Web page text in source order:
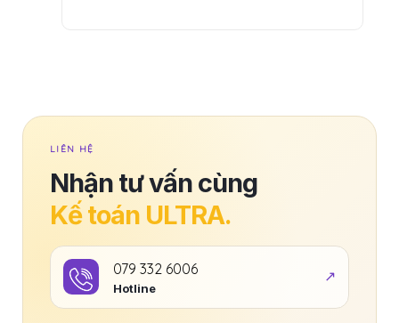
LIÊN HỆ
Nhận tư vấn cùng
Kế toán ULTRA.
Hotline
079 332 6006